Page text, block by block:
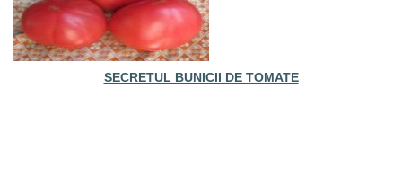
SECRETUL BUNICII DE TOMATE